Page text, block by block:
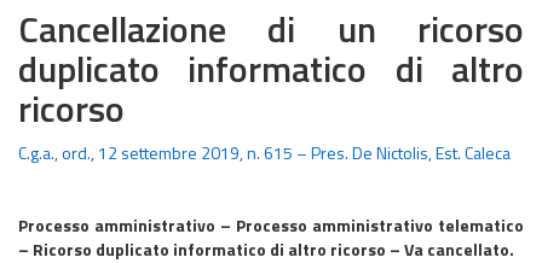
Cancellazione di un ricorso
duplicato informatico di altro
ricorso
C.g.a., ord., 12 settembre 2019, n. 615 – Pres. De Nictolis, Est. Caleca
Processo amministrativo – Processo amministrativo telematico
– Ricorso duplicato informatico di altro ricorso – Va cancellato.